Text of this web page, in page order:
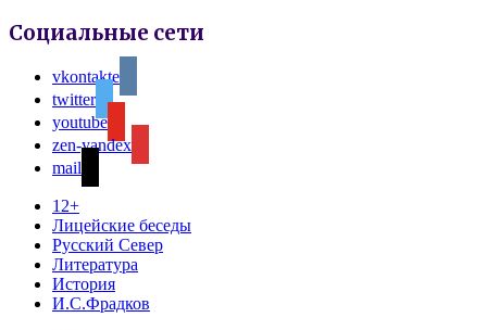
Социальные сети
vkontakte
twitter
youtube
zen-yandex
mail
12+
Лицейские беседы
Русский Север
Литература
История
И.С.Фрадков